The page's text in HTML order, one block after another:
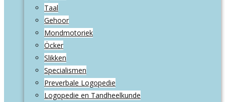
Taal
Gehoor
Mondmotoriek
Öcker
Slikken
Specialismen
Preverbale Logopedie
Logopedie en Tandheelkunde